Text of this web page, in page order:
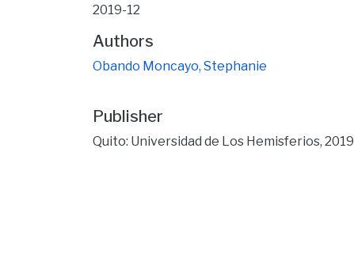
2019-12
Authors
Obando Moncayo, Stephanie
Publisher
Quito: Universidad de Los Hemisferios, 2019